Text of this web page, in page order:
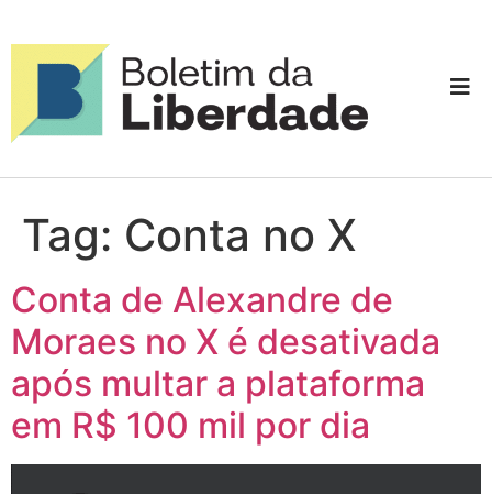
Tag: Conta no X
Conta de Alexandre de
Moraes no X é desativada
após multar a plataforma
em R$ 100 mil por dia